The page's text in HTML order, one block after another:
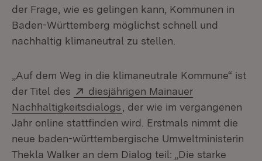
der Frage, wie es gelingen kann, Kommunen in
Baden-Württemberg möglichst schnell und
nachhaltig klimaneutral zu stellen.
„Auf dem Weg in die klimaneutrale Kommune“ ist
der Titel des
Extern:
diesjährigen Mainauer
Nachhaltigkeitsdialogs (Öffnet in neuem Fenster)
, der wie im vergangenen
Jahr online stattfinden wird. Erstmals nimmt die
neue baden-württembergische Umweltministerin
Thekla Walker an dem Dialog teil: „Die starke